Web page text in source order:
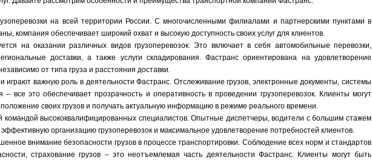
на всей территории России. С многочисленными филиалами и партнерскими пунктами в
компания обеспечивает широкий охват и высокую доступность своих услуг для клиентов.
на оказании различных видов грузоперевозок. Это включает в себя автомобильные перевозки,
доставки, а также услуги складирования. Фастранс ориентирована на удовлетворение
от типа груза и расстояния доставки.
играют важную роль в деятельности Фастранс. Отслеживание грузов, электронные документы, системы
все это обеспечивает прозрачность и оперативность в проведении грузоперевозок. Клиенты могут
своих грузов и получать актуальную информацию в режиме реального времени.
командой высококвалифицированных специалистов. Опытные диспетчеры, водители с большим стажем
организацию грузоперевозок и максимальное удовлетворение потребностей клиентов.
внимание безопасности грузов в процессе транспортировки. Соблюдение всех норм и стандартов
страхование грузов – это неотъемлемая часть деятельности Фастранс. Клиенты могут быть